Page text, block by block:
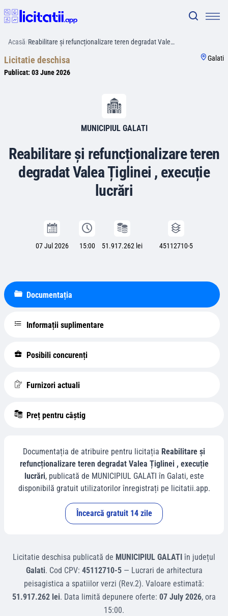
Acasă/Reabilitare și refuncționalizare teren degradat Vale…
Licitatie deschisa
Publicat: 03 June 2026
Galati
MUNICIPIUL GALATI
Reabilitare și refuncționalizare teren
degradat Valea Țiglinei , execuție
lucrări
07 Jul 2026 15:00 51.917.262 lei 45112710-5
Documentația
Informații suplimentare
Posibili concurenți
Furnizori actuali
Preț pentru câștig
Documentația de atribuire pentru licitația Reabilitare și
refuncționalizare teren degradat Valea Țiglinei , execuție
lucrări, publicată de MUNICIPIUL GALATI în Galati, este
disponibilă gratuit utilizatorilor înregistrați pe licitatii.app.
Încearcă gratuit 14 zile
Licitatie deschisa publicată de MUNICIPIUL GALATI în județul
Galati. Cod CPV: 45112710-5— Lucrari de arhitectura
peisagistica a spatiilor verzi (Rev.2). Valoare estimată:
51.917.262 lei. Data limită depunere oferte: 07 July 2026, ora
15:00.